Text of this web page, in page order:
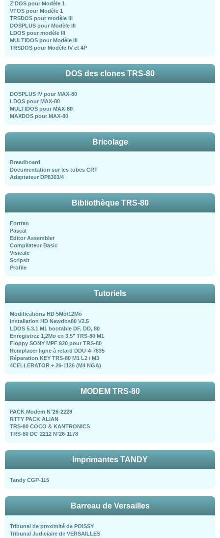
Z'DOS pour Modèle 1
VTOS pour Modèle 1
TRSDOS pour modèle III
DOSPLUS pour Modèle III
LDOS pour modèle III
MULTIDOS pour Modèle III
TRSDOS pour Modèle IV et 4P
DOS des clones TRS-80
DOSPLUS IV pour MAX-80
LDOS pour MAX-80
MULTIDOS pour MAX-80
MAXDOS pour MAX-80
Bricolage
Breadboard
Documentation sur les tubes CRT
Adaptateur DP8303/4
Bibliothèque TRS-80
Fortran
Pascal
Editor Assembler
Compilateur Basic
Visicalc
Scripsit
Profile
Tutoriels
Modifications HD 5Mo/12Mo
Installation HD Newdos80 V2.5
LDOS 5.3.1 M1 bootable DF, DD, 80
Enregistrez 1,2Mo en 3,5" TRS-80 M1
Floppy SONY MPF 920 pour TRS-80
Remplacer ligne à retard DDU-4-7835
Réparation KEY TRS-80 M1 L2 / M3
4CELLERATOR + 26-1126 (M4 NGA)
MODEM TRS-80
PACK Modem N°26-2228
RTTY PACK ALIAN
TRS-80 COCO & KANTRONICS
TRS-80 DC-2212 N°26-1178
Imprimantes TANDY
Tandy CGP-115
Barreau de Versailles
Tribunal de proximité de POISSY
Tribunal Judiciaire de VERSAILLES